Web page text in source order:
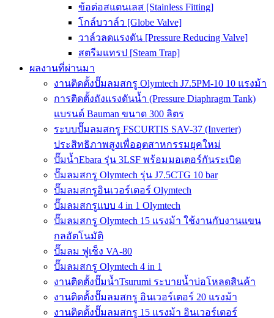
ข้อต่อสแตนเลส [Stainless Fitting]
โกล์บวาล์ว [Globe Valve]
วาล์วลดแรงดัน [Pressure Reducing Valve]
สตรีมแทรป [Steam Trap]
ผลงานที่ผ่านมา
งานติดตั้งปั๊มลมสกรู Olymtech J7.5PM-10 10 แรงม้า
การติดตั้งถังแรงดันน้ำ (Pressure Diaphragm Tank)
แบรนด์ Bauman ขนาด 300 ลิตร
ระบบปั๊มลมสกรู FSCURTIS SAV-37 (Inverter)
ประสิทธิภาพสูงเพื่ออุตสาหกรรมยุคใหม่
ปั๊มน้ำEbara รุ่น 3LSF พร้อมมอเตอร์กันระเบิด
ปั๊มลมสกรู Olymtech รุ่น J7.5CTG 10 bar
ปั๊มลมสกรูอินเวอร์เตอร์ Olymtech
ปั๊มลมสกรูแบบ 4 in 1 Olymtech
ปั๊มลมสกรู Olymtech 15 แรงม้า ใช้งานกับงานแขน
กลอัตโนมัติ
ปั๊มลม ฟูเช็ง VA-80
ปั๊มลมสกรู Olymtech 4 in 1
งานติดตั้งปั๊มน้ำTsurumi ระบายน้ำบ่อโหลดสินค้า
งานติดตั้งปั๊มลมสกรู อินเวอร์เตอร์ 20 แรงม้า
งานติดตั้งปั๊มลมสกรู 15 แรงม้า อินเวอร์เตอร์